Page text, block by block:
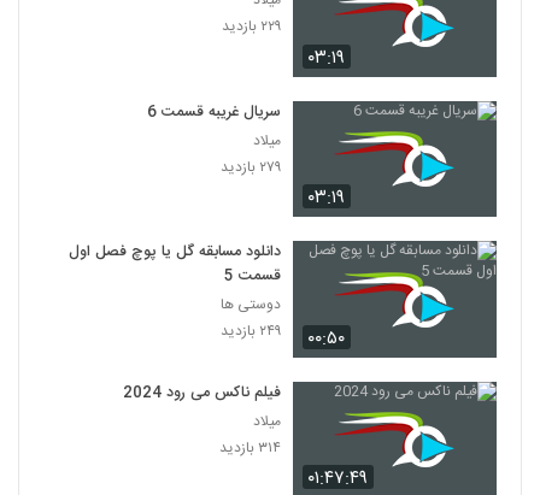
۰۳:۱۹
۲۲۹ بازدید
۰۳:۱۹
سریال غریبه قسمت 6
میلاد
۲۷۹ بازدید
۰۰:۵۰
دانلود مسابقه گل یا پوچ فصل اول
قسمت 5
دوستی ها
۲۴۹ بازدید
۰۱:۴۷:۴۹
فیلم ناکس می رود 2024
میلاد
۳۱۴ بازدید